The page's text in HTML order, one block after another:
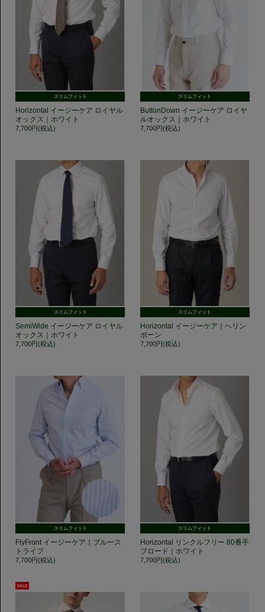
スリムフィット
Horizontal イージーケア ロイヤル
オックス｜ホワイト
7,700円(税込)
スリムフィット
ButtonDown イージーケア ロイヤ
ルオックス｜ホワイト
7,700円(税込)
スリムフィット
SemiWide イージーケア ロイヤル
オックス｜ホワイト
7,700円(税込)
スリムフィット
Horizontal イージーケア｜ヘリン
ボーン
7,700円(税込)
スリムフィット
FlyFront イージーケア｜ブルース
トライプ
7,700円(税込)
スリムフィット
Horizontal リンクルフリー 80番手
ブロード｜ホワイト
7,700円(税込)